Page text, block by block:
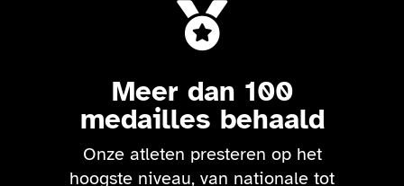

Meer dan 100
medailles behaald
Onze atleten presteren op het
hoogste niveau, van nationale tot